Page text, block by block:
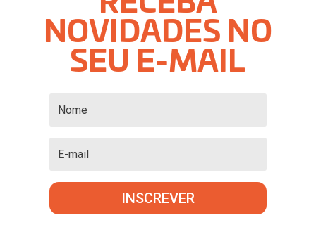
NOVIDADES NO
SEU E-MAIL
INSCREVER